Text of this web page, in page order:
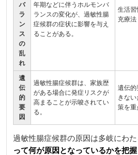
バ
ラ
ン
ス
の
乱
れ
年期などに伴うホルモンバ
ランスの変化が、過敏性腸
症候群の症状に影響を与え
ることがある。
生活習
充療法
遺
伝
的
要
因
過敏性腸症候群は、家族歴
がある場合に発症リスクが
高まることが示唆されてい
る。
遺伝的
きな
策を重
過敏性腸症候群の原因は多岐にわた
って何が原因となっているかを把